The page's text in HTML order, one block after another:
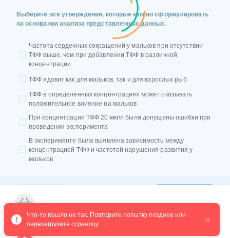
Выберите все утверждения, которые можно сформулировать
на основании анализа представленных данных.
Частота сердечных сокращений у мальков при отсутствии
ТФФ выше, чем при добавлении ТФФ в различной
концентрации
ТФФ ядовит как для мальков, так и для взрослых рыб
ТФФ в определённых концентрациях может оказывать
положительное влияние на мальков
При концентрации ТФФ 20 мкг/л были допущены ошибки при
проведении эксперимента
В эксперименте была выявлена зависимость между
концентрацией ТФФ и частотой нарушения развития у
мальков
ПРОВЕРИТЬ
Что-то пошло не так. Повторите попытку позднее или
перезагрузите страницу